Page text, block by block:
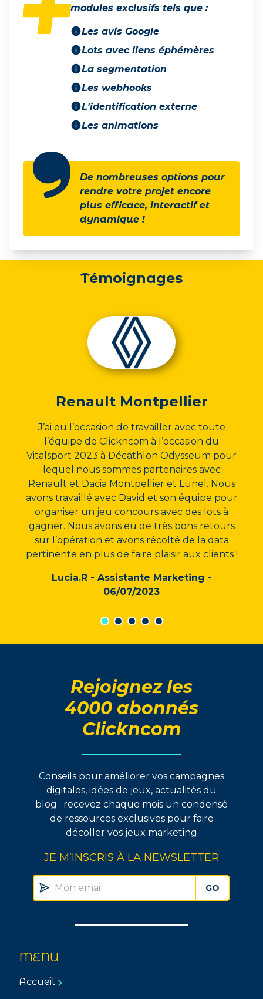
modules exclusifs tels que :
Les avis Google
Lots avec liens éphémères
La segmentation
Les webhooks
L'identification externe
Les animations
De nombreuses options pour
rendre votre projet encore
plus efficace, interactif et
dynamique !
Témoignages
Renault Montpellier
J’ai eu l’occasion de travailler avec toute
l’équipe de Clickncom à l’occasion du
Vitalsport 2023 à Décathlon Odysseum pour
lequel nous sommes partenaires avec
Renault et Dacia Montpellier et Lunel. Nous
avons travaillé avec David et son équipe pour
organiser un jeu concours avec des lots à
gagner. Nous avons eu de très bons retours
sur l’opération et avons récolté de la data
pertinente en plus de faire plaisir aux clients !
Lucia.R - Assistante Marketing -
06/07/2023
Rejoignez les
4000 abonnés
Clickncom
Conseils pour améliorer vos campagnes
digitales, idées de jeux, actualités du
blog : recevez chaque mois un condensé
de ressources exclusives pour faire
décoller vos jeux marketing
JE M’INSCRIS À LA NEWSLETTER
GO
MENU
Accueil